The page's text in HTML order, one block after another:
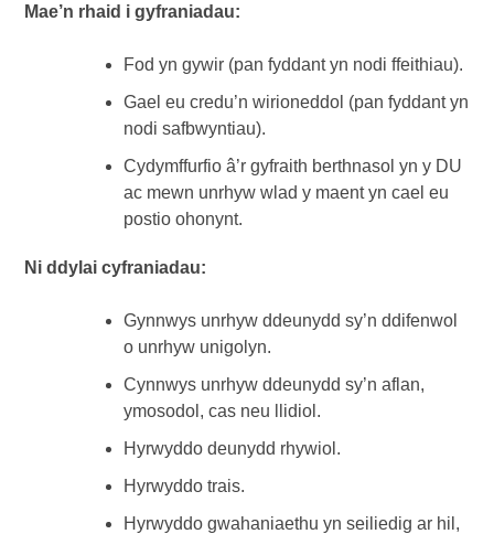
Mae’n rhaid i gyfraniadau:
Fod yn gywir (pan fyddant yn nodi ffeithiau).
Gael eu credu’n wirioneddol (pan fyddant yn
nodi safbwyntiau).
Cydymffurfio â’r gyfraith berthnasol yn y DU
ac mewn unrhyw wlad y maent yn cael eu
postio ohonynt.
Ni ddylai cyfraniadau:
Gynnwys unrhyw ddeunydd sy’n ddifenwol
o unrhyw unigolyn.
Cynnwys unrhyw ddeunydd sy’n aflan,
ymosodol, cas neu llidiol.
Hyrwyddo deunydd rhywiol.
Hyrwyddo trais.
Hyrwyddo gwahaniaethu yn seiliedig ar hil,